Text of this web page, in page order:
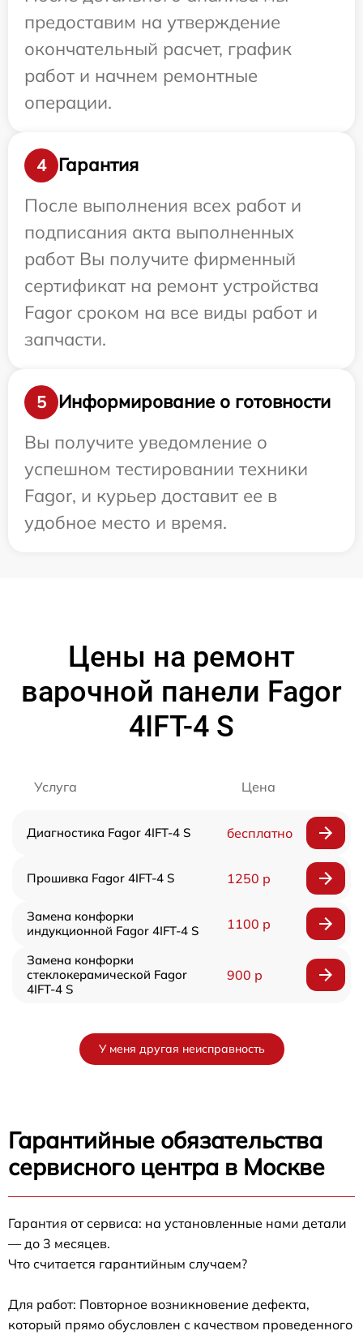
предоставим на утверждение
окончательный расчет, график
работ и начнем ремонтные
операции.
4
Гарантия
После выполнения всех работ и
подписания акта выполненных
работ Вы получите фирменный
сертификат на ремонт устройства
Fagor сроком на все виды работ и
запчасти.
5
Информирование о готовности
Вы получите уведомление о
успешном тестировании техники
Fagor, и курьер доставит ее в
удобное место и время.
Цены на ремонт
варочной панели Fagor
4IFT-4 S
Услуга Цена
Диагностика Fagor 4IFT-4 S бесплатно
Прошивка Fagor 4IFT-4 S 1250 р
Замена конфорки
индукционной Fagor 4IFT-4 S
1100 р
Замена конфорки
стеклокерамической Fagor
4IFT-4 S
900 р
У меня другая неисправность
Гарантийные обязательства
сервисного центра в Москве
Гарантия от сервиса: на установленные нами детали
— до 3 месяцев.
Что считается гарантийным случаем?
Для работ: Повторное возникновение дефекта,
который прямо обусловлен с качеством проведенного